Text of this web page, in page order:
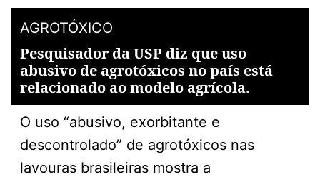
AGROTÓXICO
Pesquisador da USP diz que uso
abusivo de agrotóxicos no país está
relacionado ao modelo agrícola.
O uso “abusivo, exorbitante e
descontrolado” de agrotóxicos nas
lavouras brasileiras mostra a